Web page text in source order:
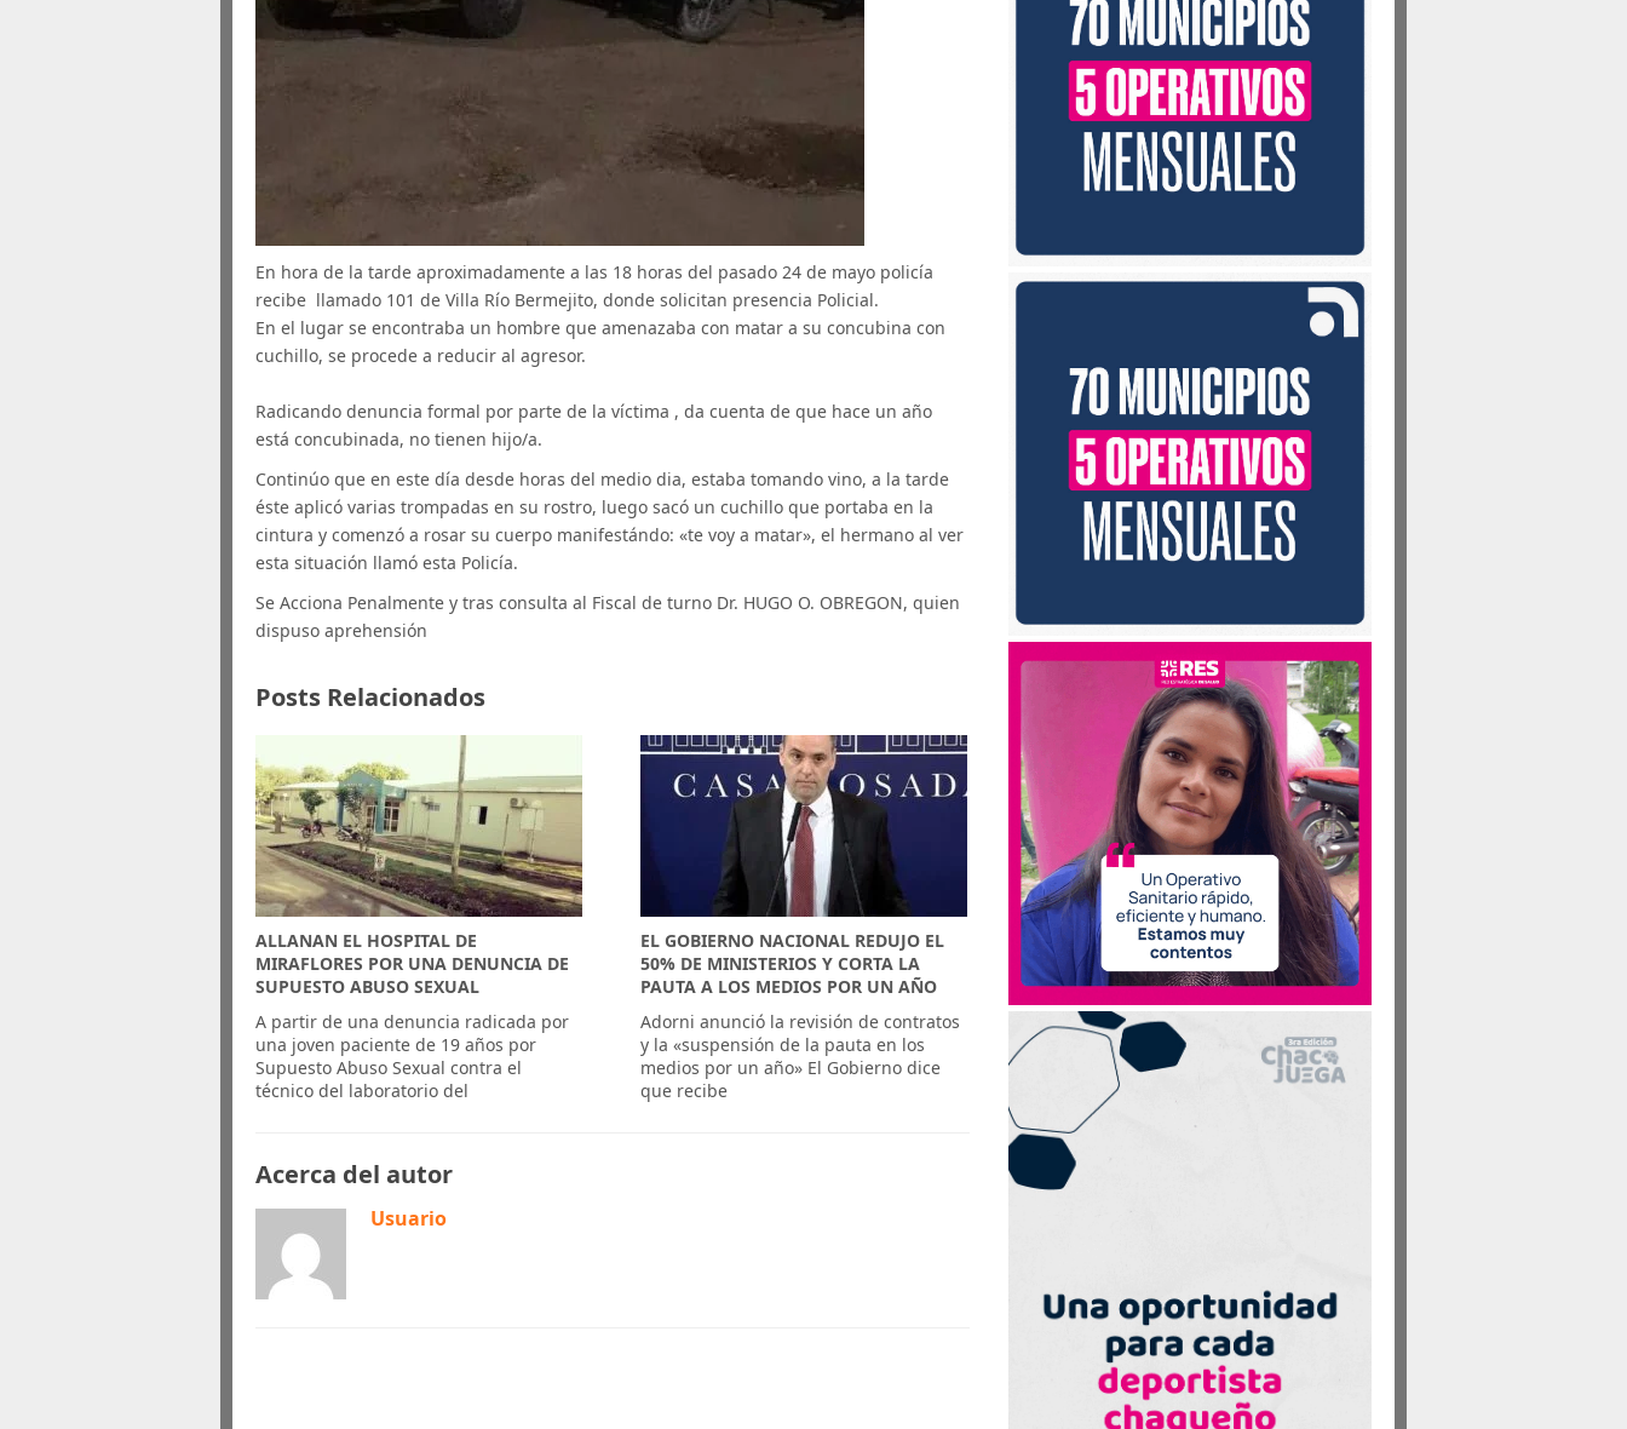
En hora de la tarde aproximadamente a las 18 horas del pasado 24 de mayo policía
recibe llamado 101 de Villa Río Bermejito, donde solicitan presencia Policial.
En el lugar se encontraba un hombre que amenazaba con matar a su concubina con
cuchillo, se procede a reducir al agresor.
Radicando denuncia formal por parte de la víctima , da cuenta de que hace un año
está concubinada, no tienen hijo/a.
Continúo que en este día desde horas del medio dia, estaba tomando vino, a la tarde
éste aplicó varias trompadas en su rostro, luego sacó un cuchillo que portaba en la
cintura y comenzó a rosar su cuerpo manifestándo: «te voy a matar», el hermano al ver
esta situación llamó esta Policía.
Se Acciona Penalmente y tras consulta al Fiscal de turno Dr. HUGO O. OBREGON, quien
dispuso aprehensión
Posts Relacionados
ALLANAN EL HOSPITAL DE
MIRAFLORES POR UNA DENUNCIA DE
SUPUESTO ABUSO SEXUAL
A partir de una denuncia radicada por
una joven paciente de 19 años por
Supuesto Abuso Sexual contra el
técnico del laboratorio del
EL GOBIERNO NACIONAL REDUJO EL
50% DE MINISTERIOS Y CORTA LA
PAUTA A LOS MEDIOS POR UN AÑO
Adorni anunció la revisión de contratos
y la «suspensión de la pauta en los
medios por un año» El Gobierno dice
que recibe
Acerca del autor
Usuario